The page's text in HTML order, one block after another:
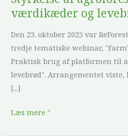
værdikæder og
Den 23. oktober 2025 var
tredje tematiske webinar,
Praktisk brug af platformen til
levebrød". Arrangementet viste,
[...]
Læs mere "